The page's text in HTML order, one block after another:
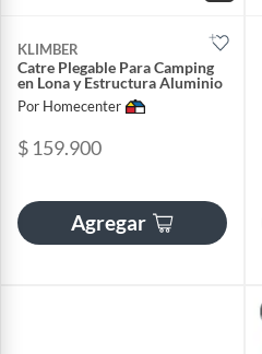
KLIMBER
Catre Plegable Para Camping
en Lona y Estructura Aluminio
Por Homecenter
$ 159.900
Agregar